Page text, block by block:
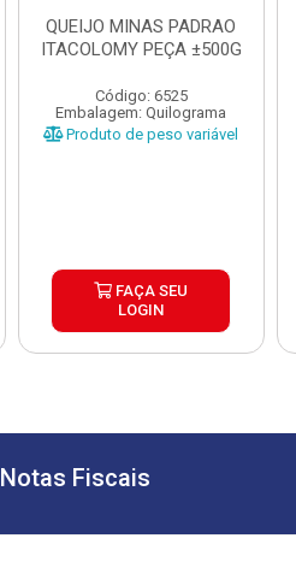
QUEIJO MINAS PADRAO
ITACOLOMY PEÇA ±500G
Código: 6525
Embalagem: Quilograma
Produto de peso variável
FAÇA SEU
LOGIN
Notas Fiscais